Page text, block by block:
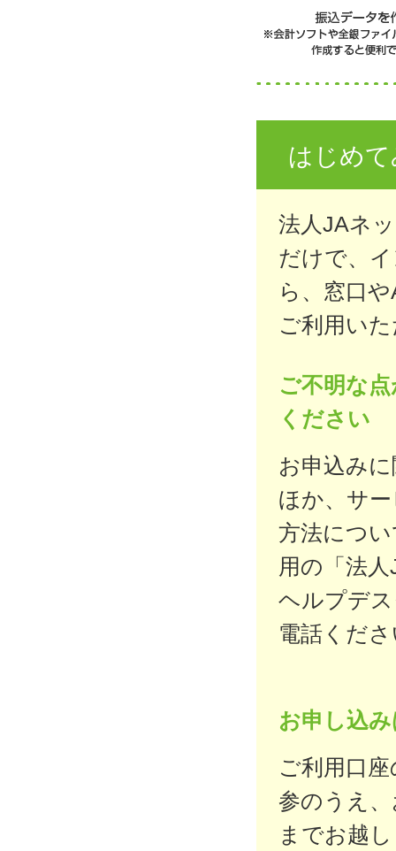
はじめ
法人JAネ
だけで、
ら、窓口
ご利用い
ご不明な
ください
お申込み
ほか、サ
方法につ
用の「法
ヘルプデ
電話くだ
お申し込
ご利用口
参のうえ
までお越